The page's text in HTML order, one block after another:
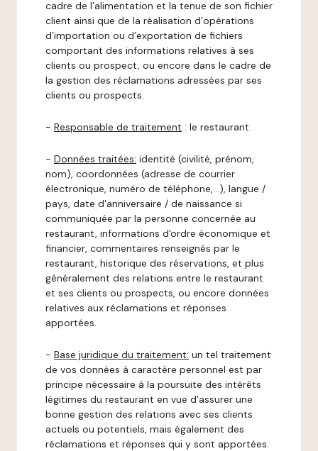
cadre de l’alimentation et la tenue de son fichier
client ainsi que de la réalisation d’opérations
d’importation ou d’exportation de fichiers
comportant des informations relatives à ses
clients ou prospect, ou encore dans le cadre de
la gestion des réclamations adressées par ses
clients ou prospects.
- Responsable de traitement : le restaurant.
- Données traitées: identité (civilité, prénom,
nom), coordonnées (adresse de courrier
électronique, numéro de téléphone,…), langue /
pays, date d'anniversaire / de naissance si
communiquée par la personne concernée au
restaurant, informations d'ordre économique et
financier, commentaires renseignés par le
restaurant, historique des réservations, et plus
généralement des relations entre le restaurant
et ses clients ou prospects, ou encore données
relatives aux réclamations et réponses
apportées.
- Base juridique du traitement: un tel traitement
de vos données à caractère personnel est par
principe nécessaire à la poursuite des intérêts
légitimes du restaurant en vue d'assurer une
bonne gestion des relations avec ses clients
actuels ou potentiels, mais également des
réclamations et réponses qui y sont apportées.